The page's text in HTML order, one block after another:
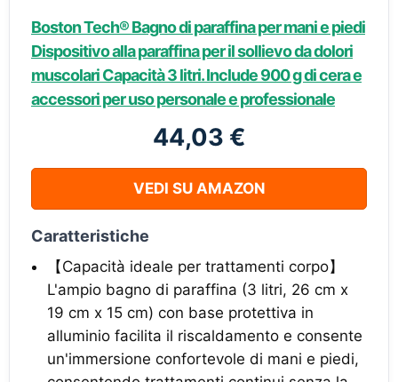
Boston Tech® Bagno di paraffina per mani e piedi
Dispositivo alla paraffina per il sollievo da dolori
muscolari Capacità 3 litri. Include 900 g di cera e
accessori per uso personale e professionale
44,03 €
VEDI SU AMAZON
Caratteristiche
【Capacità ideale per trattamenti corpo】
L'ampio bagno di paraffina (3 litri, 26 cm x
19 cm x 15 cm) con base protettiva in
alluminio facilita il riscaldamento e consente
un'immersione confortevole di mani e piedi,